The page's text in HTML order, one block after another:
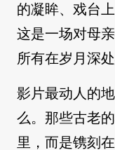
的凝眸、戏台
这是一场对母
所有在岁月深
影片最动人的
么。那些古老
里，而是镌刻